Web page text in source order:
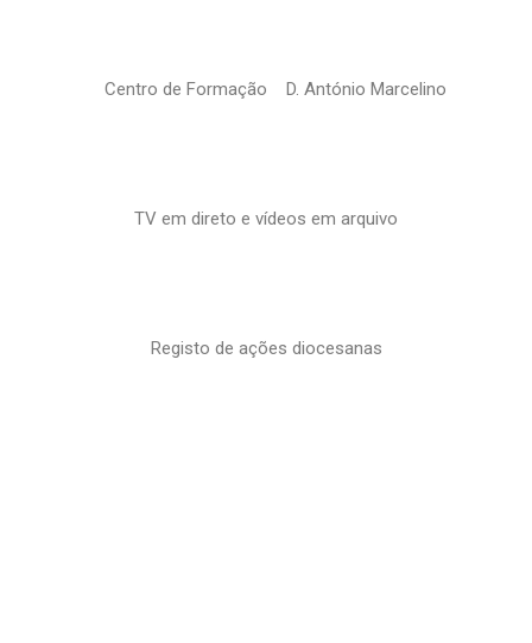
Centro de Formação D. António Marcelino
TV em direto e vídeos em arquivo
Registo de ações diocesanas